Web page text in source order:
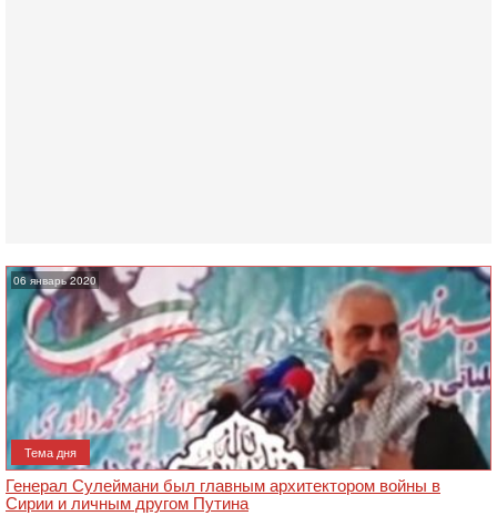
06 январь 2020
Тема дня
Генерал Сулеймани был главным архитектором войны в
Сирии и личным другом Путина